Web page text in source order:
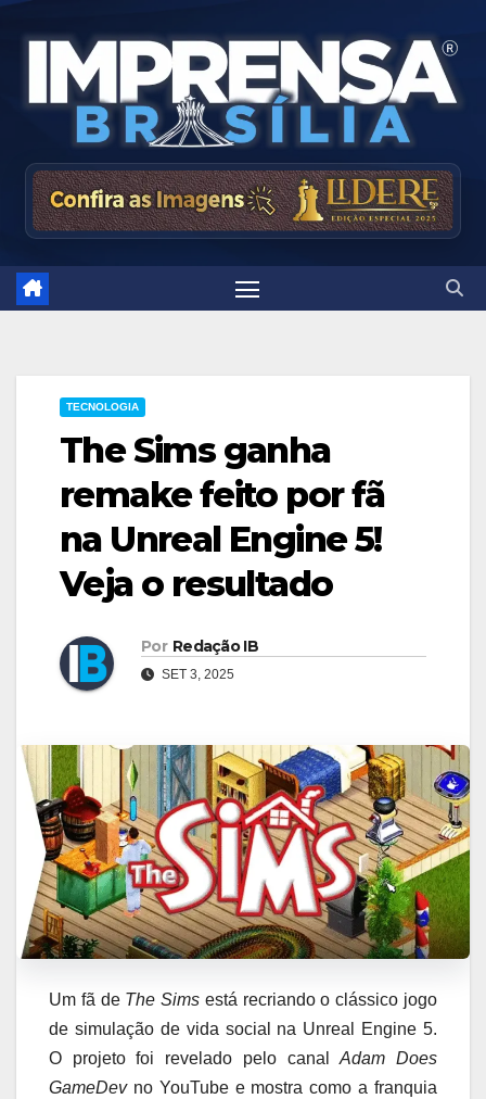
TECNOLOGIA
The Sims ganha
remake feito por fã
na Unreal Engine 5!
Veja o resultado
Por Redação IB
SET 3, 2025
Um fã de The Sims está recriando o clássico jogo
de simulação de vida social na Unreal Engine 5.
O projeto foi revelado pelo canalAdam Does
GameDevno YouTube e mostra como a franquia